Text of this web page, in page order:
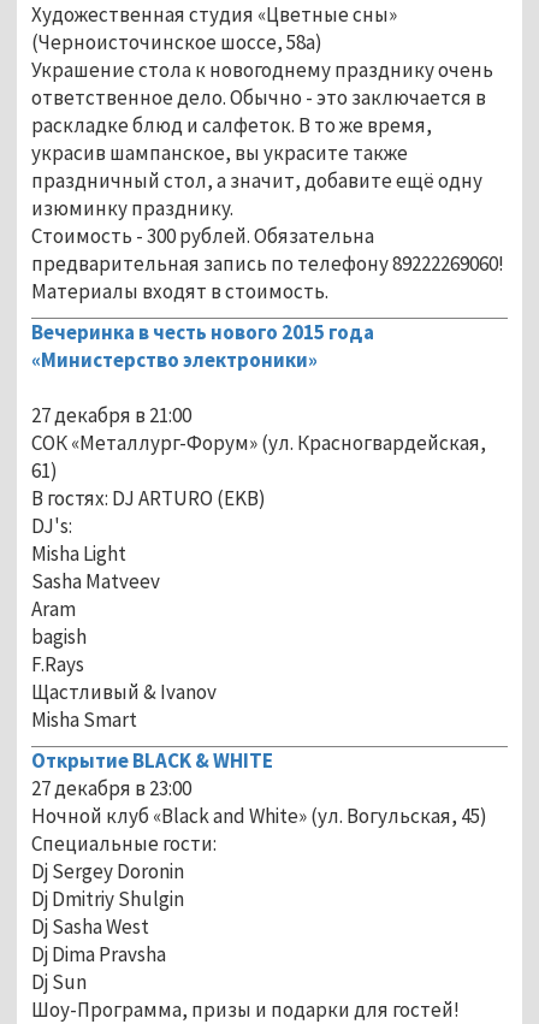
Художественная студия «Цветные сны»
(Черноисточинское шоссе, 58а)
Украшение стола к новогоднему празднику очень
ответственное дело. Обычно - это заключается в
раскладке блюд и салфеток. В то же время,
украсив шампанское, вы украсите также
праздничный стол, а значит, добавите ещё одну
изюминку празднику.
Стоимость - 300 рублей. Обязательна
предварительная запись по телефону 89222269060!
Материалы входят в стоимость.
Вечеринка в честь нового 2015 года
«Министерство электроники»
27 декабря в 21:00
СОК «Металлург-Форум» (ул. Красногвардейская,
61)
В гостях: DJ ARTURO (EKB)
DJ's:
Misha Light
Sasha Matveev
Aram
bagish
F.Rays
Щастливый & Ivanov
Misha Smart
Открытие BLACK & WHITE
27 декабря в 23:00
Ночной клуб «Black and White» (ул. Вогульская, 45)
Специальные гости:
Dj Sergey Doronin
Dj Dmitriy Shulgin
Dj Sasha West
Dj Dima Pravsha
Dj Sun
Шоу-Программа, призы и подарки для гостей!